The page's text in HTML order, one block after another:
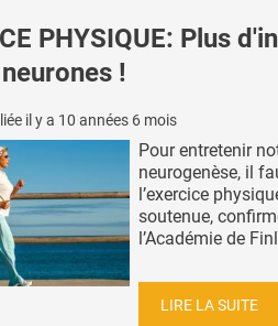
PHYSIQUE: Plus
!
il y a 10 années 6 mois
Pour entretenir
neurogenèse, il
l’exercice
soutenue,
l’Académie de
LIRE LA SUITE